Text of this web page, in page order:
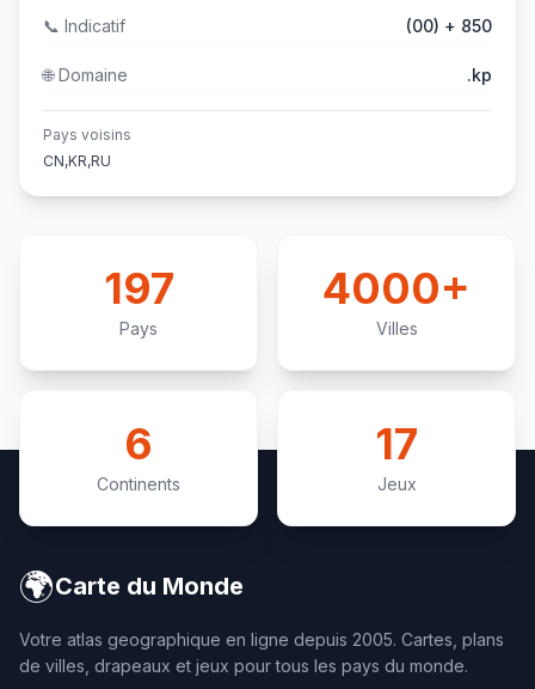
📞 Indicatif (00) + 850
🌐Domaine .kp
Pays voisins
CN,KR,RU
197
Pays
4000+
Villes
6
Continents
17
Jeux
🌍Carte du Monde
Votre atlas geographique en ligne depuis 2005. Cartes, plans
de villes, drapeaux et jeux pour tous les pays du monde.